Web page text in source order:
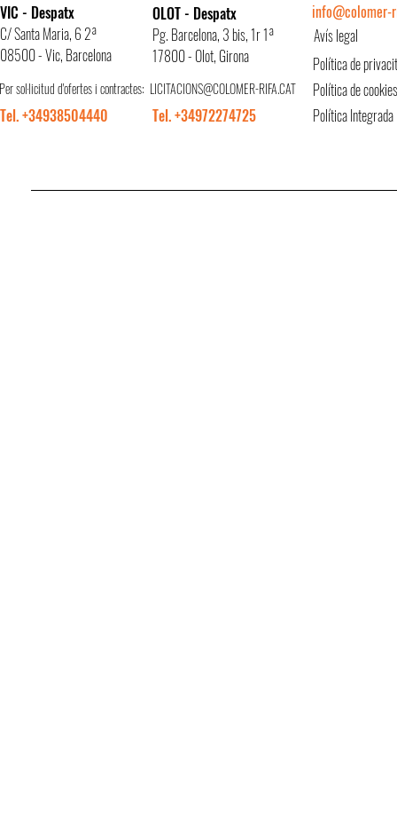
VIC - Despatx
C/ Santa Maria, 6 2ª
08500 - Vic, Barcelona
OLOT - Despatx
Pg. Barcelona, 3 bis, 1r 1ª
17800 - Olot, Girona
Per sol·licitud d'ofertes i contractes: LICITACIONS@COLOMER-RIFA.CAT
Tel. +34938504440 Tel. +34972274725
Avís legal
Política de
Política de cookies
Política Integrada